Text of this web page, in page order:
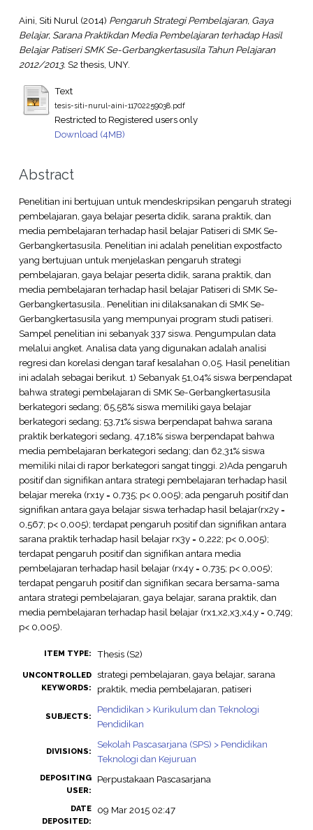
Aini, Siti Nurul(2014) Pengaruh Strategi Pembelajaran, Gaya
Belajar, Sarana Praktikdan Media Pembelajaran terhadap Hasil
Belajar Patiseri SMK Se-Gerbangkertasusila Tahun Pelajaran
2012/2013. S2 thesis, UNY.
Text
tesis-siti-nurul-aini-11702259038.pdf
Restricted to Registered users only
Download (4MB)
Abstract
Penelitian ini bertujuan untuk mendeskripsikan pengaruh strategi
pembelajaran, gaya belajar peserta didik, sarana praktik, dan
media pembelajaran terhadap hasil belajar Patiseri di SMK Se-
Gerbangkertasusila. Penelitian ini adalah penelitian expostfacto
yang bertujuan untuk menjelaskan pengaruh strategi
pembelajaran, gaya belajar peserta didik, sarana praktik, dan
media pembelajaran terhadap hasil belajar Patiseri di SMK Se-
Gerbangkertasusila.. Penelitian ini dilaksanakan di SMK Se-
Gerbangkertasusila yang mempunyai program studi patiseri.
Sampel penelitian ini sebanyak 337 siswa. Pengumpulan data
melalui angket. Analisa data yang digunakan adalah analisi
regresi dan korelasi dengan taraf kesalahan 0,05. Hasil penelitian
ini adalah sebagai berikut. 1) Sebanyak 51,04% siswa berpendapat
bahwa strategi pembelajaran di SMK Se-Gerbangkertasusila
berkategori sedang; 65,58% siswa memiliki gaya belajar
berkategori sedang; 53,71% siswa berpendapat bahwa sarana
praktik berkategori sedang, 47,18% siswa berpendapat bahwa
media pembelajaran berkategori sedang; dan 62,31% siswa
memiliki nilai di rapor berkategori sangat tinggi. 2)Ada pengaruh
positif dan signifikan antara strategi pembelajaran terhadap hasil
belajar mereka (rx1y = 0,735; p< 0,005); ada pengaruh positif dan
signifikan antara gaya belajar siswa terhadap hasil belajar(rx2y =
0,567; p< 0,005); terdapat pengaruh positif dan signifikan antara
sarana praktik terhadap hasil belajar rx3y = 0,222; p< 0,005);
terdapat pengaruh positif dan signifikan antara media
pembelajaran terhadap hasil belajar (rx4y = 0,735; p< 0,005);
terdapat pengaruh positif dan signifikan secara bersama-sama
antara strategi pembelajaran, gaya belajar, sarana praktik, dan
media pembelajaran terhadap hasil belajar (rx1,x2,x3,x4,y = 0,749;
p< 0,005).
ITEM TYPE: Thesis (S2)
UNCONTROLLED
KEYWORDS:
strategi pembelajaran, gaya belajar, sarana
praktik, media pembelajaran, patiseri
SUBJECTS:
Pendidikan > Kurikulum dan Teknologi
Pendidikan
DIVISIONS:
Sekolah Pascasarjana (SPS) > Pendidikan
Teknologi dan Kejuruan
DEPOSITING
USER:
Perpustakaan Pascasarjana
DATE
DEPOSITED:
09 Mar 2015 02:47